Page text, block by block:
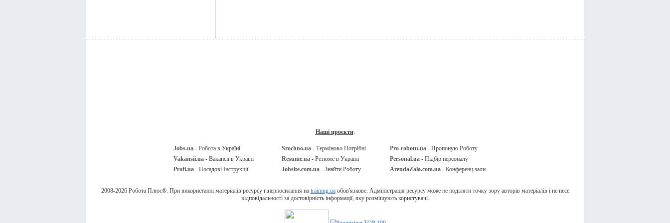
Наші проєкти:
Jobs.ua - Робота в Україні Srochno.ua - Терміново Потрібні Pro-robotu.ua - Пропоную Роботу
Vakansii.ua - Вакансії в Україні Resume.ua - Резюме в Україні Personal.ua - Підбір персоналу
Profi.ua - Посадові Інструкції Jobsite.com.ua - Знайти Роботу ArendaZala.com.ua - Конференц зали
2008-2026 Робота Плюс®. При використанні матеріалів ресурсу гіперпосилання на training.uaобов'язкове. Адміністрація ресурсу може не поділяти точку зору авторів матеріалів і не несе
відповідальності за достовірність інформації, яку розміщують користувачі.